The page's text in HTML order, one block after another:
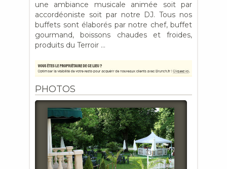
une ambiance musicale animée soit par
accordéoniste soit par notre DJ. Tous nos
buffets sont élaborés par notre chef, buffet
gourmand, boissons chaudes et froides,
produits du Terroir …
PHOTOS